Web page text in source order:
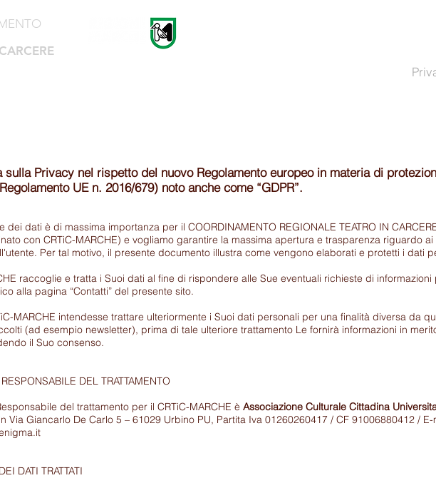
sulla Privacy nel rispetto del nuovo Regolamento europeo in materia di
UE n. 2016/679) noto anche come “GDPR”.
dei dati è di massima importanza per il COORDINAMENTO REGIONALE TEATRO IN
con CRTiC-MARCHE) e vogliamo garantire la massima apertura e trasparenza riguardo
Per tal motivo, il presente documento illustra come vengono elaborati e protetti i dati
raccoglie e tratta i Suoi dati al fine di rispondere alle Sue eventuali richieste di informazioni
alla pagina “Contatti” del presente sito.
MARCHE intendesse trattare ulteriormente i Suoi dati personali per una finalità diversa da
(ad esempio newsletter), prima di tale ulteriore trattamento Le fornirà informazioni in
il Suo consenso.
DEL TRATTAMENTO
del trattamento per il CRTiC-MARCHE è Associazione Culturale Cittadina
Via Giancarlo De Carlo 5 – 61029 Urbino PU, Partita Iva 01260260417 / CF 91006880412 / E-
DATI TRATTATI